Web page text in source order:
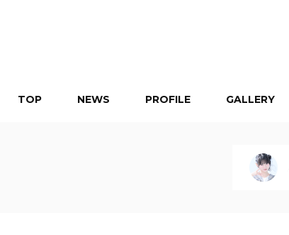
TOP NEWS PROFILE GALLERY